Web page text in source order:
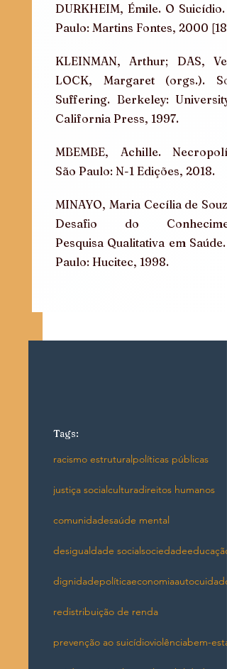
DURKHEIM, Émile. O Suicídio.
Paulo: Martins Fontes, 2000
KLEINMAN, Arthur; DAS,
LOCK, Margaret (orgs.).
Suffering. Berkeley:
California Press, 1997.
MBEMBE, Achille.
São Paulo: N-1 Edições, 2018.
MINAYO, Maria Cecília de
Desafio do
Pesquisa Qualitativa em Saúde.
Paulo: Hucitec, 1998.
Tags:
racismo estruturalpolíticas públicas
justiça socialculturadireitos humanos
comunidadesaúde mental
desigualdade socialsociedadeeducação
dignidadepolíticaeconomiaautocuidado
redistribuição de renda
prevenção ao suicídioviolênciabem-estar